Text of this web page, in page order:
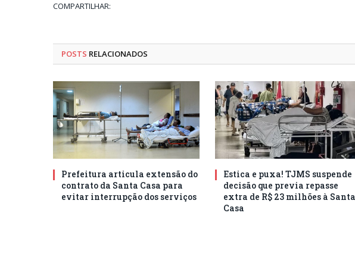
COMPARTILHAR:
POSTS RELACIONADOS
Prefeitura articula extensão do
contrato da Santa Casa para
evitar interrupção dos serviços
Estica e puxa! TJMS suspende
decisão que previa repasse
extra de R$ 23 milhões à Santa
Casa